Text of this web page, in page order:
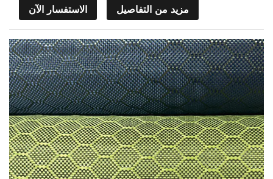
الاستفسار الآن مزيد من التفاصيل